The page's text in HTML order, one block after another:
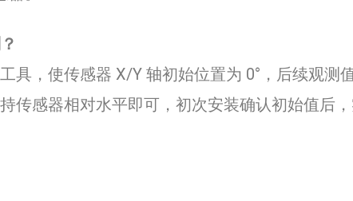
具，使传感器 X/Y 轴初始位置为 0°，后续观测
传感器相对水平即可，初次安装确认初始值后